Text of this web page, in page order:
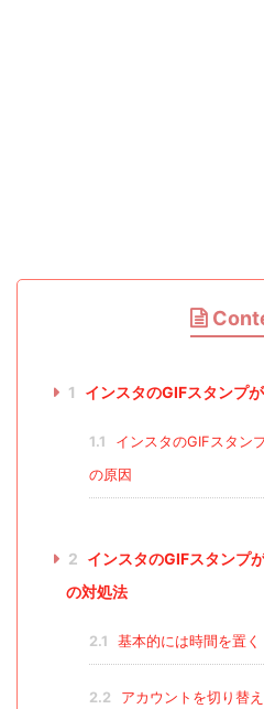
1 インスタのGIFスタンプ
1.1
インスタのGIFスタン
の原因
2 インスタのGIFスタンプ
の対処法
2.1 基本的には時間を置く
2.2 アカウントを切り替